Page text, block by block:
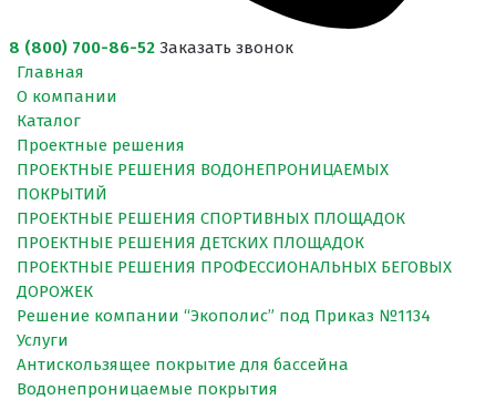
8 (800) 700-86-52 Заказать звонок
Главная
О компании
Каталог
Проектные решения
ПРОЕКТНЫЕ РЕШЕНИЯ ВОДОНЕПРОНИЦАЕМЫХ
ПОКРЫТИЙ
ПРОЕКТНЫЕ РЕШЕНИЯ СПОРТИВНЫХ ПЛОЩАДОК
ПРОЕКТНЫЕ РЕШЕНИЯ ДЕТСКИХ ПЛОЩАДОК
ПРОЕКТНЫЕ РЕШЕНИЯ ПРОФЕССИОНАЛЬНЫХ БЕГОВЫХ
ДОРОЖЕК
Решение компании “Экополис” под Приказ №1134
Услуги
Антискользящее покрытие для бассейна
Водонепроницаемые покрытия